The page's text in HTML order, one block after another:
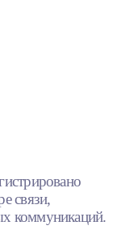
связи,
коммуникаций.